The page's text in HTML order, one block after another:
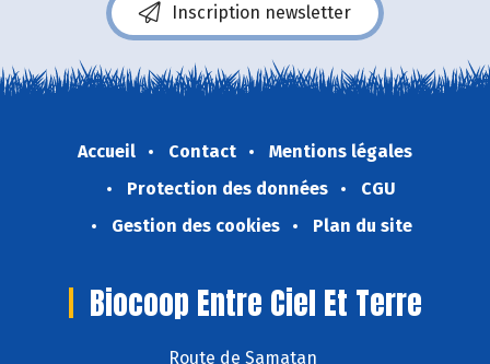
Inscription newsletter
Accueil Contact
Mentions légales
Protection des données
CGU
Gestion des cookies
Plan du site
Biocoop Entre Ciel Et Terre
Route de Samatan